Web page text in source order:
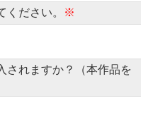
ださい。 ※
されますか？（本作品を